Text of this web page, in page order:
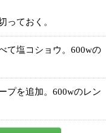
っておく。
て塩コショウ。600wの
プを追加。600wのレン